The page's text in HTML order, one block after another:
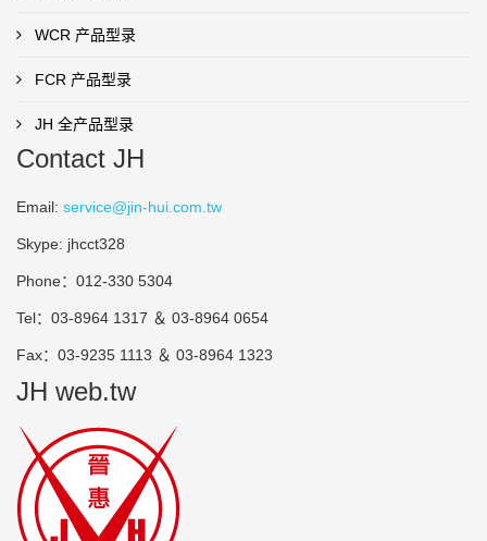
WCR 产品型录
FCR 产品型录
JH 全产品型录
Contact JH
Email: service@jin-hui.com.tw
Skype: jhcct328
Phone：012-330 5304
Tel：03-8964 1317 ＆ 03-8964 0654
Fax：03-9235 1113 ＆ 03-8964 1323
JH web.tw